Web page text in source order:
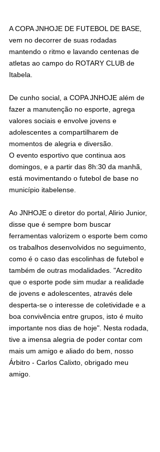
A COPA JNHOJE DE FUTEBOL DE BASE,
vem no decorrer de suas rodadas
mantendo o ritmo e lavando centenas de
atletas ao campo do ROTARY CLUB de
Itabela.
De cunho social, a COPA JNHOJE além de
fazer a manutenção no esporte, agrega
valores sociais e envolve jovens e
adolescentes a compartilharem de
momentos de alegria e diversão.
O evento esportivo que continua aos
domingos, e a partir das 8h:30 da manhã,
está movimentando o futebol de base no
município itabelense.
Ao JNHOJE o diretor do portal, Alirio Junior,
disse que é sempre bom buscar
ferramentas valorizem o esporte bem como
os trabalhos desenvolvidos no seguimento,
como é o caso das escolinhas de futebol e
também de outras modalidades. "Acredito
que o esporte pode sim mudar a realidade
de jovens e adolescentes, através dele
desperta-se o interesse de coletividade e a
boa convivência entre grupos, isto é muito
importante nos dias de hoje". Nesta rodada,
tive a imensa alegria de poder contar com
mais um amigo e aliado do bem, nosso
Árbitro - Carlos Calixto, obrigado meu
amigo.